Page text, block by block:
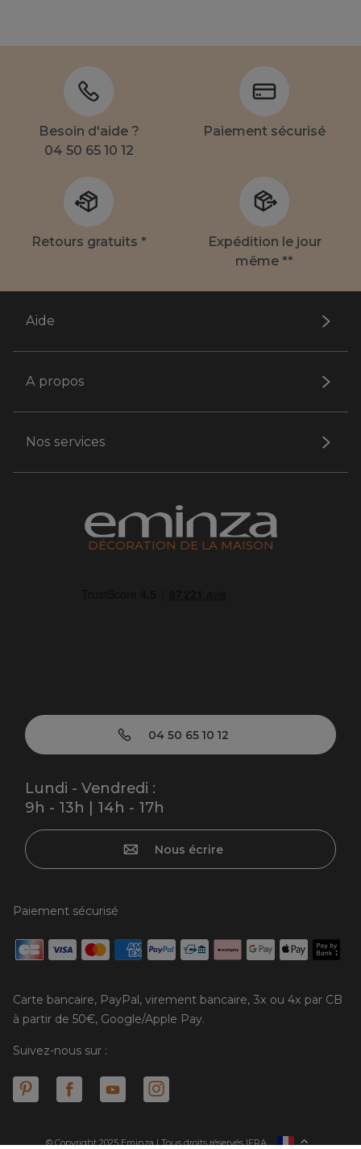
Besoin d'aide ?
04 50 65 10 12
Paiement sécurisé
Retours gratuits *
Expédition le jour
même **
Aide
A propos
Nos services
DÉCORATION DE LA MAISON
04 50 65 10 12
Lundi - Vendredi :
9h - 13h | 14h - 17h
Nous écrire
Paiement sécurisé
Carte bancaire, PayPal, virement bancaire, 3x ou 4x par CB
à partir de 50€, Google/Apple Pay.
Suivez-nous sur :
© Copyright 2025 Eminza | Tous droits réservés |
ESPAÑAFRA